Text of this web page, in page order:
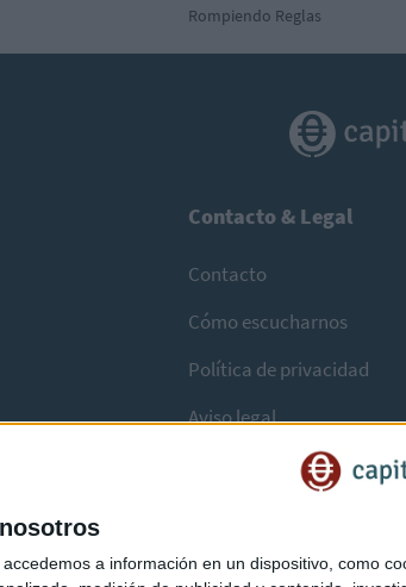
a información en un dispositivo, como
Rompiendo Reglas
Contacto & Legal
Contacto
Cómo escucharnos
Política de privacidad
Aviso legal